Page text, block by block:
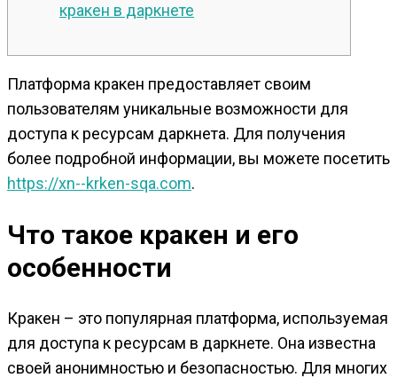
кракен в даркнете
Платформа кракен предоставляет своим
пользователям уникальные возможности для
доступа к ресурсам даркнета. Для получения
более подробной информации, вы можете посетить
https://xn--krken-sqa.com.
Что такое кракен и его
особенности
Кракен – это популярная платформа, используемая
для доступа к ресурсам в даркнете. Она известна
своей анонимностью и безопасностью. Для многих